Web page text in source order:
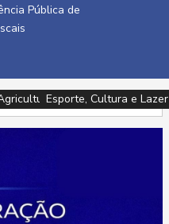
Pública de
Saúde
Esporte, Cultura e Lazer
Assistência Social e Cidadania
Esporte, Cultura e Lazer
Esporte, Cultura e Lazer
Infraestrutura e Meio Ambiente
Turismo e Tecnologia
Turismo e Tecnologia
Esporte, Cultura e Lazer